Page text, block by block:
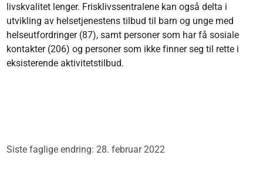
livskvalitet lenger. Frisklivs­sentralene kan også delta i
utvikling av helsetjenestens tilbud til barn og unge med
helseutfordringer (87), samt personer som har få sosiale
kontakter (206) og personer som ikke finner seg til rette i
eksisterende aktivitetstilbud.
Siste faglige endring: 28. februar 2022